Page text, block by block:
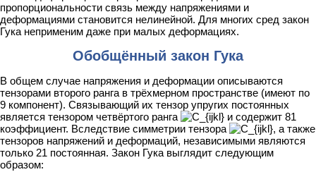
пропорциональности связь между напряжениями и
деформациями становится нелинейной. Для многих сред закон
Гука неприменим даже при малых деформациях.
Обобщённый закон Гука
В общем случае напряжения и деформации описываются
тензорами второго ранга в трёхмерном пространстве (имеют по
9 компонент). Связывающий их тензор упругих постоянных
является тензором четвёртого ранга
и содержит 81
коэффициент. Вследствие симметрии тензора
, а также
тензоров напряжений и деформаций, независимыми являются
только 21 постоянная. Закон Гука выглядит следующим
образом: